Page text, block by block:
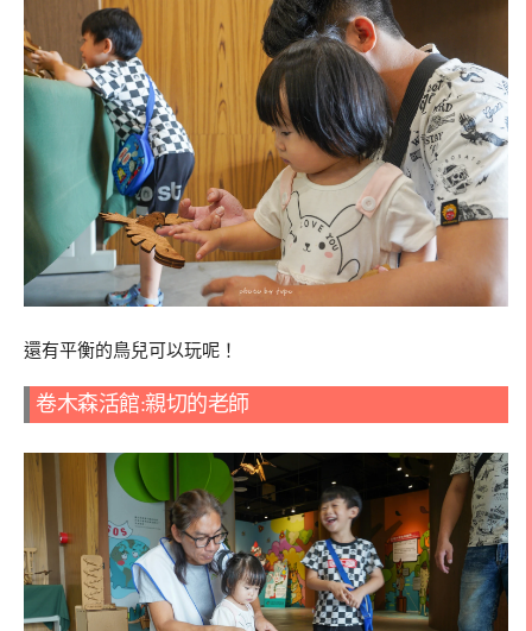
還有平衡的鳥兒可以玩呢！
卷木森活館:親切的老師